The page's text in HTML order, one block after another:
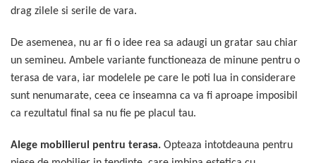
drag zilele si serile de vara.
De asemenea, nu ar fi o idee rea sa adaugi un gratar sau chiar
un semineu. Ambele variante functioneaza de minune pentru o
terasa de vara, iar modelele pe care le poti lua in considerare
sunt nenumarate, ceea ce inseamna ca va fi aproape imposibil
ca rezultatul final sa nu fie pe placul tau.
Alege mobilierul pentru terasa. Opteaza intotdeauna pentru